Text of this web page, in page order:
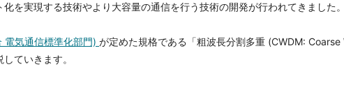
を実現する技術やより大容量の通信を行う技術の開発が行われてきました。
電気通信標準化部門) が定めた規格である「粗波長分割多重 (CWDM:
ていきます。